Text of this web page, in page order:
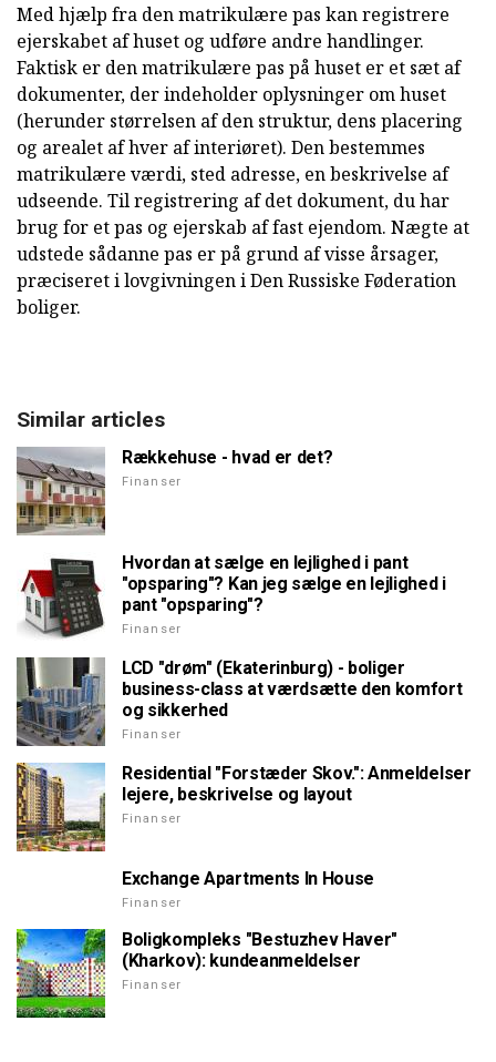
Med hjælp fra den matrikulære pas kan registrere
ejerskabet af huset og udføre andre handlinger.
Faktisk er den matrikulære pas på huset er et sæt af
dokumenter, der indeholder oplysninger om huset
(herunder størrelsen af den struktur, dens placering
og arealet af hver af interiøret). Den bestemmes
matrikulære værdi, sted adresse, en beskrivelse af
udseende. Til registrering af det dokument, du har
brug for et pas og ejerskab af fast ejendom. Nægte at
udstede sådanne pas er på grund af visse årsager,
præciseret i lovgivningen i Den Russiske Føderation
boliger.
Similar articles
Rækkehuse - hvad er det?
Finanser
Hvordan at sælge en lejlighed i pant
"opsparing"? Kan jeg sælge en lejlighed i
pant "opsparing"?
Finanser
LCD "drøm" (Ekaterinburg) - boliger
business-class at værdsætte den komfort
og sikkerhed
Finanser
Residential "Forstæder Skov.": Anmeldelser
lejere, beskrivelse og layout
Finanser
Exchange Apartments In House
Finanser
Boligkompleks "Bestuzhev Haver"
(Kharkov): kundeanmeldelser
Finanser